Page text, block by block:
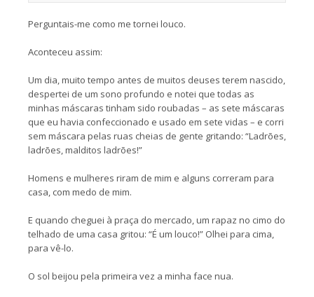
Perguntais-me como me tornei louco.
Aconteceu assim:
Um dia, muito tempo antes de muitos deuses terem nascido,
despertei de um sono profundo e notei que todas as
minhas máscaras tinham sido roubadas – as sete máscaras
que eu havia confeccionado e usado em sete vidas – e corri
sem máscara pelas ruas cheias de gente gritando: “Ladrões,
ladrões, malditos ladrões!”
Homens e mulheres riram de mim e alguns correram para
casa, com medo de mim.
E quando cheguei à praça do mercado, um rapaz no cimo do
telhado de uma casa gritou: “É um louco!” Olhei para cima,
para vê-lo.
O sol beijou pela primeira vez a minha face nua.